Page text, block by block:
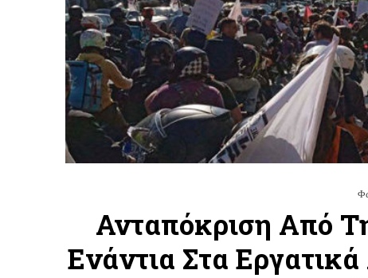
Ανταπόκριση Από
Ενάντια Στα